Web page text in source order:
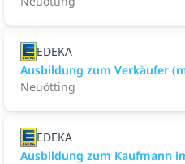
EDEKA
Ausbildung zum Verkäufer
Neuötting
EDEKA
Ausbildung zum Kaufmann